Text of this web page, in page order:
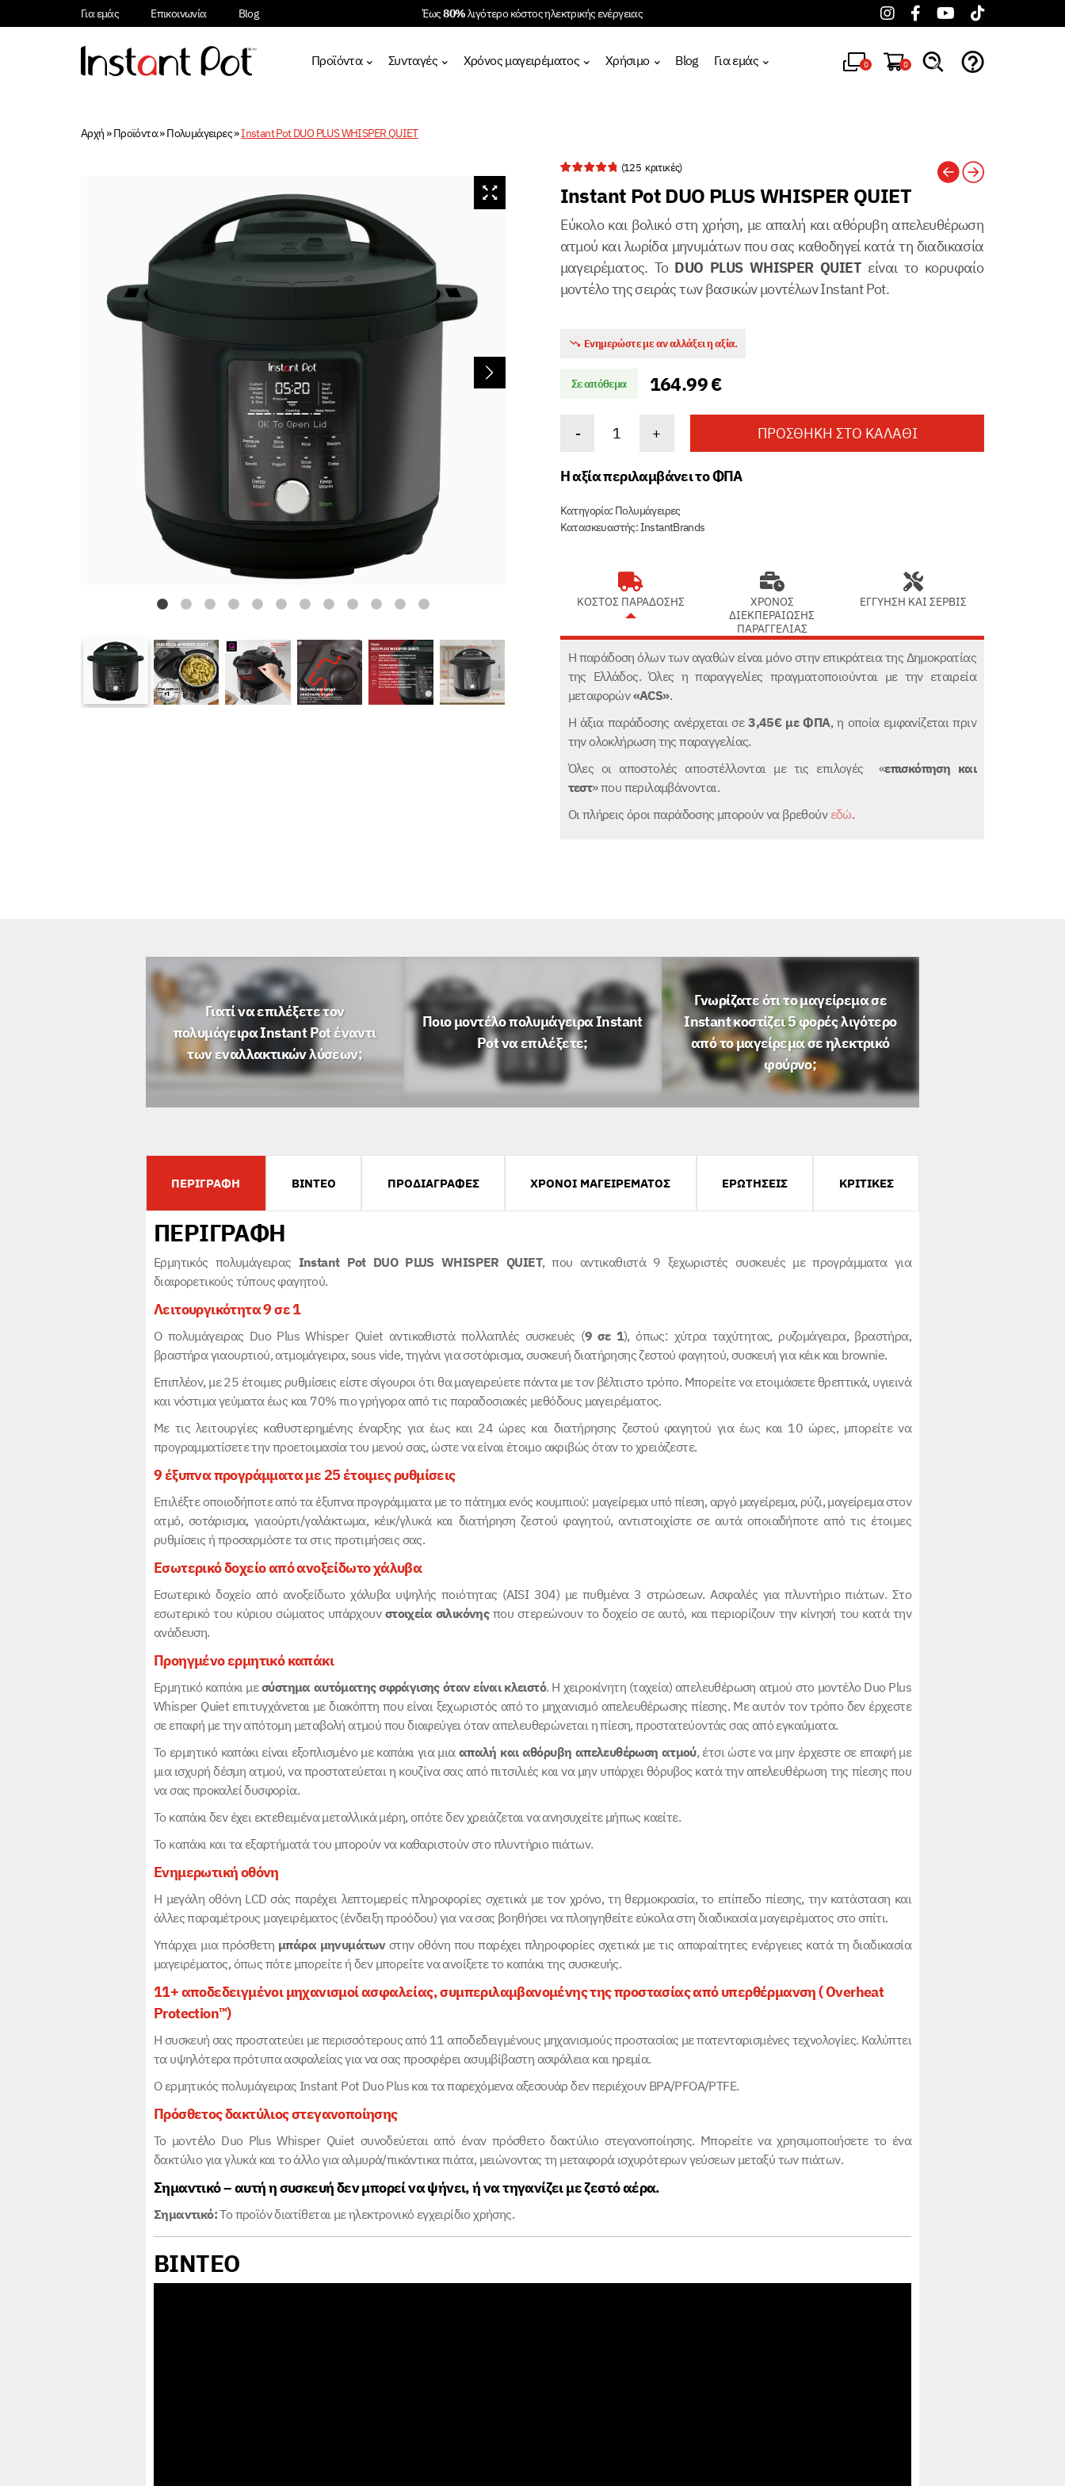
Για εμάς Επικοινωνία Blog Έως80%λιγότερο κόστος ηλεκτρικής ενέργειας
Προϊόντα Συνταγές Χρόνος μαγειρέματος Χρήσιμο Blog Για εμάς 0 0
Αρχή»Προϊόντα»Πολυμάγειρες»Instant Pot DUO PLUS WHISPER QUIET
(125 κριτικές)
Instant Pot DUO PLUS WHISPER QUIET
Εύκολο και βολικό στη χρήση, με απαλή και αθόρυβη απελευθέρωση
ατμού και λωρίδα μηνυμάτων που σας καθοδηγεί κατά τη διαδικασία
μαγειρέματος. Το DUO PLUS WHISPER QUIET είναι το κορυφαίο
μοντέλο της σειράς των βασικών μοντέλων Instant Pot.
Ενημερώστε με αν αλλάξει η αξία.
Σε απόθεμα 164.99€
-
Instant
PLUS
WHISPER
QUIET
+ ΠΡΟΣΘΉΚΗ ΣΤΟ ΚΑΛΆΘΙ
Η αξία περιλαμβάνει το ΦΠΑ
Κατηγορία: Πολυμάγειρες
Κατασκευαστής: InstantBrands
ΚΟΣΤΟΣ ΠΑΡΑΔΟΣΗΣ
ΧΡΟΝΟΣ
ΔΙΕΚΠΕΡΑΙΩΣΗΣ
ΠΑΡΑΓΓΕΛΙΑΣ
ΕΓΓΥΗΣΗ ΚΑΙ ΣΕΡΒΙΣ
Η παράδοση όλων των αγαθών είναι μόνο στην επικράτεια της Δημοκρατίας
της Ελλάδος. Όλες η παραγγελίες πραγματοποιούνται με την εταιρεία
μεταφορών«ACS».
Η άξια παράδοσης ανέρχεται σε3,45€ με ΦΠΑ, η οποία εμφανίζεται πριν
την ολοκλήρωση της παραγγελίας.
Όλες οι αποστολές αποστέλλονται με τις επιλογές «επισκόπηση και
τεστ» που περιλαμβάνονται.
Οι πλήρεις όροι παράδοσης μπορούν να βρεθούν εδώ.
Γιατί να επιλέξετε τον
πολυμάγειρα Instant Pot έναντι
των εναλλακτικών λύσεων;
Ποιο μοντέλο πολυμάγειρα Instant
Pot να επιλέξετε;
Γνωρίζατε ότι το μαγείρεμα σε
Instant κοστίζει 5 φορές λιγότερο
από το μαγείρεμα σε ηλεκτρικό
φούρνο;
ΠΕΡΙΓΡΑΦΗ ΒΙΝΤΕΟ ΠΡΟΔΙΑΓΡΑΦΕΣ ΧΡΟΝΟΙ ΜΑΓΕΙΡΕΜΑΤΟΣ ΕΡΩΤΗΣΕΙΣ ΚΡΙΤΙΚΕΣ
ΠΕΡΙΓΡΑΦΗ
Ερμητικός πολυμάγειρας Instant Pot DUO PLUS WHISPER QUIET, που αντικαθιστά 9 ξεχωριστές συσκευές με προγράμματα για
διαφορετικούς τύπους φαγητού.
Λειτουργικότητα 9 σε 1
Ο πολυμάγειρας Duo Plus Whisper Quiet αντικαθιστά πολλαπλές συσκευές (9 σε 1), όπως: χύτρα ταχύτητας, ρυζομάγειρα, βραστήρα,
βραστήρα γιαουρτιού, ατμομάγειρα, sous vide, τηγάνι για σοτάρισμα, συσκευή διατήρησης ζεστού φαγητού, συσκευή για κέικ και brownie.
Επιπλέον, με 25 έτοιμες ρυθμίσεις είστε σίγουροι ότι θα μαγειρεύετε πάντα με τον βέλτιστο τρόπο. Μπορείτε να ετοιμάσετε θρεπτικά, υγιεινά
και νόστιμα γεύματα έως και 70% πιο γρήγορα από τις παραδοσιακές μεθόδους μαγειρέματος.
Με τις λειτουργίες καθυστερημένης έναρξης για έως και 24 ώρες και διατήρησης ζεστού φαγητού για έως και 10 ώρες, μπορείτε να
προγραμματίσετε την προετοιμασία του μενού σας, ώστε να είναι έτοιμο ακριβώς όταν το χρειάζεστε.
9 έξυπνα προγράμματα με 25 έτοιμες ρυθμίσεις
Επιλέξτε οποιοδήποτε από τα έξυπνα προγράμματα με το πάτημα ενός κουμπιού: μαγείρεμα υπό πίεση, αργό μαγείρεμα, ρύζι, μαγείρεμα στον
ατμό, σοτάρισμα, γιαούρτι/γαλάκτωμα, κέικ/γλυκά και διατήρηση ζεστού φαγητού, αντιστοιχίστε σε αυτά οποιαδήποτε από τις έτοιμες
ρυθμίσεις ή προσαρμόστε τα στις προτιμήσεις σας.
Εσωτερικό δοχείο από ανοξείδωτο χάλυβα
Εσωτερικό δοχείο από ανοξείδωτο χάλυβα υψηλής ποιότητας (AISI 304) με πυθμένα 3 στρώσεων. Ασφαλές για πλυντήριο πιάτων. Στο
εσωτερικό του κύριου σώματος υπάρχουν στοιχεία σιλικόνηςπου στερεώνουν το δοχείο σε αυτό, και περιορίζουν την κίνησή του κατά την
ανάδευση.
Προηγμένο ερμητικό καπάκι
Ερμητικό καπάκι μεσύστημα αυτόματης σφράγισης όταν είναι κλειστό. Η χειροκίνητη (ταχεία) απελευθέρωση ατμού στο μοντέλο Duo Plus
Whisper Quiet επιτυγχάνεται με διακόπτη που είναι ξεχωριστός από το μηχανισμό απελευθέρωσης πίεσης. Με αυτόν τον τρόπο δεν έρχεστε
σε επαφή με την απότομη μεταβολή ατμού που διαφεύγει όταν απελευθερώνεται η πίεση, προστατεύοντάς σας από εγκαύματα.
Το ερμητικό καπάκι είναι εξοπλισμένο με καπάκι για μια απαλή και αθόρυβη απελευθέρωση ατμού, έτσι ώστε να μην έρχεστε σε επαφή με
μια ισχυρή δέσμη ατμού, να προστατεύεται η κουζίνα σας από πιτσιλιές και να μην υπάρχει θόρυβος κατά την απελευθέρωση της πίεσης που
να σας προκαλεί δυσφορία.
Το καπάκι δεν έχει εκτεθειμένα μεταλλικά μέρη, οπότε δεν χρειάζεται να ανησυχείτε μήπως καείτε.
Το καπάκι και τα εξαρτήματά του μπορούν να καθαριστούν στο πλυντήριο πιάτων.
Ενημερωτική οθόνη
Η μεγάλη οθόνη LCD σάς παρέχει λεπτομερείς πληροφορίες σχετικά με τον χρόνο, τη θερμοκρασία, το επίπεδο πίεσης, την κατάσταση και
άλλες παραμέτρους μαγειρέματος (ένδειξη προόδου) για να σας βοηθήσει να πλοηγηθείτε εύκολα στη διαδικασία μαγειρέματος στο σπίτι.
Υπάρχει μια πρόσθετη μπάρα μηνυμάτωνστην οθόνη που παρέχει πληροφορίες σχετικά με τις απαραίτητες ενέργειες κατά τη διαδικασία
μαγειρέματος, όπως πότε μπορείτε ή δεν μπορείτε να ανοίξετε το καπάκι της συσκευής.
11+ αποδεδειγμένοι μηχανισμοί ασφαλείας, συμπεριλαμβανομένης της προστασίας από υπερθέρμανση ( Overheat
Protection™)
Η συσκευή σας προστατεύει με περισσότερους από 11 αποδεδειγμένους μηχανισμούς προστασίας με πατενταρισμένες τεχνολογίες. Καλύπτει
τα υψηλότερα πρότυπα ασφαλείας για να σας προσφέρει ασυμβίβαστη ασφάλεια και ηρεμία.
Ο ερμητικός πολυμάγειρας Instant Pot Duo Plus και τα παρεχόμενα αξεσουάρ δεν περιέχουν BPA/PFOA/PTFE.
Πρόσθετος δακτύλιος στεγανοποίησης
Το μοντέλο Duo Plus Whisper Quiet συνοδεύεται από έναν πρόσθετο δακτύλιο στεγανοποίησης. Μπορείτε να χρησιμοποιήσετε το ένα
δακτύλιο για γλυκά και το άλλο για αλμυρά/πικάντικα πιάτα, μειώνοντας τη μεταφορά ισχυρότερων γεύσεων μεταξύ των πιάτων.
Σημαντικό – αυτή η συσκευή δεν μπορεί να ψήνει, ή να τηγανίζει με ζεστό αέρα.
Σημαντικό:Το προϊόν διατίθεται μεηλεκτρονικό εγχειρίδιοχρήσης.
ΒΙΝΤΕΟ